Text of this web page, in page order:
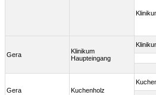
Gera
Klinikum
Haupteingang
Gera Kuchenholz